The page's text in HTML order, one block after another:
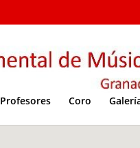
Profesores Coro